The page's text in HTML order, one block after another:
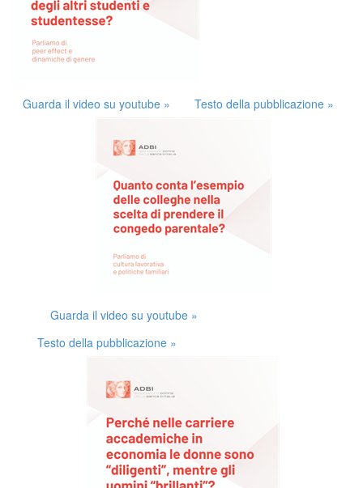
Guarda il video su youtube » Testo della pubblicazione »
Guarda il video su youtube »
Testo della pubblicazione »